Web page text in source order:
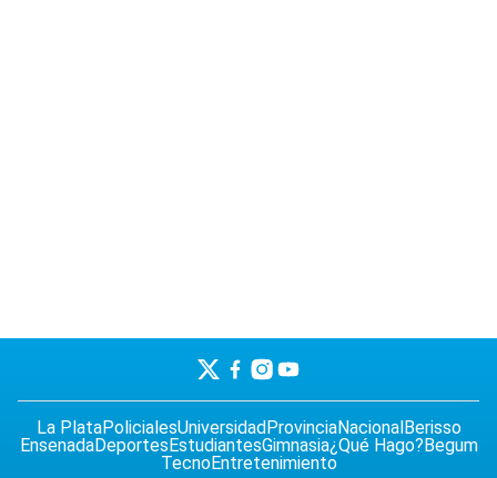
La PlataPolicialesUniversidadProvinciaNacionalBerisso
EnsenadaDeportesEstudiantesGimnasia¿Qué Hago?Begum
TecnoEntretenimiento